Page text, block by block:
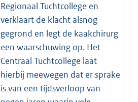
Regionaal Tuchtcollege en
verklaart de klacht alsnog
gegrond en legt de kaakchirurg
een waarschuwing op. Het
Centraal Tuchtcollege laat
hierbij meewegen dat er sprake
is van een tijdsverloop van